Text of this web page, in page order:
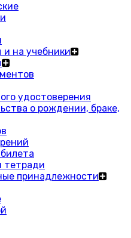
на учебники
удостоверения
о рождении, браке,
тетради
принадлежности